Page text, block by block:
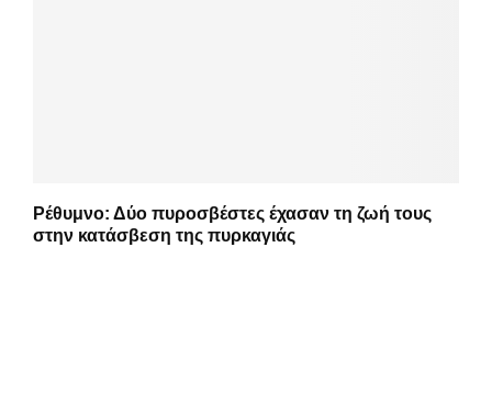
Ρέθυμνο: Δύο πυροσβέστες έχασαν τη ζωή τους
στην κατάσβεση της πυρκαγιάς